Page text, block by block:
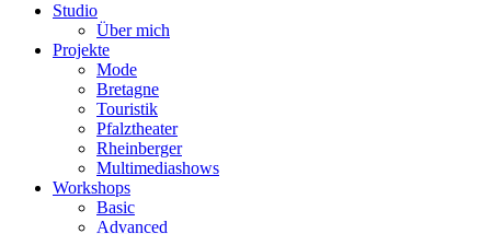
Studio
Über mich
Projekte
Mode
Bretagne
Touristik
Pfalztheater
Rheinberger
Multimediashows
Workshops
Basic
Advanced